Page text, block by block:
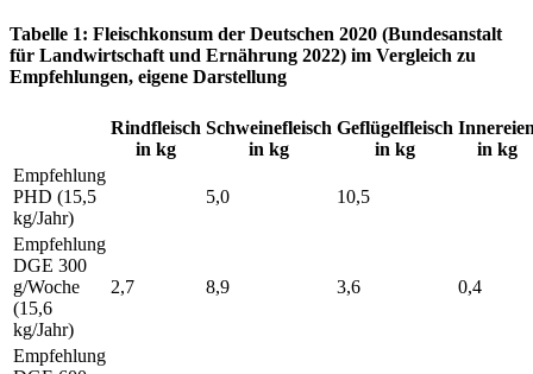
Tabelle 1: Fleischkonsum der Deutschen 2020 (Bundesanstalt
für Landwirtschaft und Ernährung 2022) im Vergleich zu
Empfehlungen, eigene Darstellung
Rindfleisch
in kg
Schweinefleisch
in kg
Geflügelfleisch
in kg
in kg
Empfehlung
PHD (15,5
kg/Jahr)
5,0 10,5
Empfehlung
DGE 300
g/Woche
(15,6
kg/Jahr)
2,7 8,9 3,6 0,4
Empfehlung